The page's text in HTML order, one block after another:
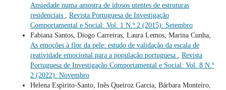
Ansiedade numa amostra de idosos utentes de estruturas
residenciais , Revista Portuguesa de Investigação
Comportamental e Social: Vol. 1 N.º 2 (2015): Setembro
Fabiana Santos, Diogo Carreiras, Laura Lemos, Marina Cunha,
As emoções à flor da pele: estudo de validação da escala de
reatividade emocional para a população portuguesa , Revista
Portuguesa de Investigação Comportamental e Social: Vol. 8 N.º
2 (2022): Novembro
Helena Espirito-Santo, Inês Queiroz Garcia, Bárbara Monteiro,